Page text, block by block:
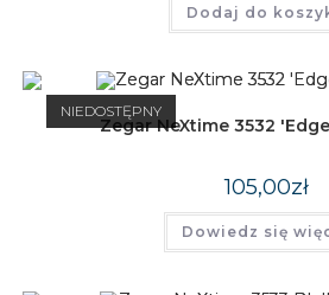
Dodaj do
NIEDOSTĘPNY
Zegar NeXtime 3532
105,00zł
Dowiedz się